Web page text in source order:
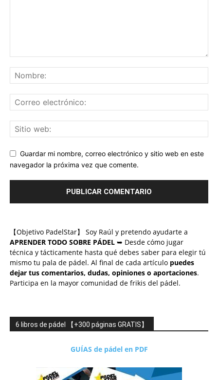
Guardar mi nombre, correo electrónico y sitio web en este
navegador la próxima vez que comente.
【Objetivo PadelStar】 Soy Raúl y pretendo ayudarte a
APRENDER TODO SOBRE PÁDEL ➥ Desde cómo jugar
técnica y tácticamente hasta qué debes saber para elegir tú
mismo tu pala de pádel. Al final de cada artículo puedes
dejar tus comentarios, dudas, opiniones o aportaciones.
Participa en la mayor comunidad de frikis del pádel.
6 libros de pádel 【+300 páginas GRATIS】
GUÍAS de pádel en PDF